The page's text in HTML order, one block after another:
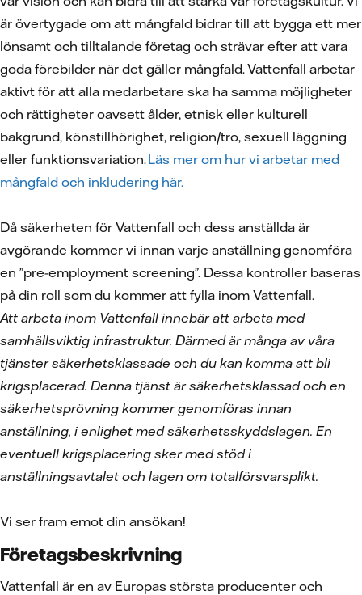
är övertygade om att mångfald bidrar till att bygga ett mer
lönsamt och tilltalande företag och strävar efter att vara
goda förebilder när det gäller mångfald. Vattenfall arbetar
aktivt för att alla medarbetare ska ha samma möjligheter
och rättigheter oavsett ålder, etnisk eller kulturell
bakgrund, könstillhörighet, religion/tro, sexuell läggning
eller funktionsvariation.Läs mer om hur vi arbetar med
mångfald och inkludering här.
Då säkerheten för Vattenfall och dess anställda är
avgörande kommer vi innan varje anställning genomföra
en ”pre-employment screening”. Dessa kontroller baseras
på din roll som du kommer att fylla inom Vattenfall.
Att arbeta inom Vattenfall innebär att arbeta med
samhällsviktig infrastruktur. Därmed är många av våra
tjänster säkerhetsklassade och du kan komma att bli
krigsplacerad. Denna tjänst är säkerhetsklassad och en
säkerhetsprövning kommer genomföras innan
anställning, i enlighet med säkerhetsskyddslagen. En
eventuell krigsplacering sker med stöd i
anställningsavtalet och lagen om totalförsvarsplikt.
Vi ser fram emot din ansökan!
Företagsbeskrivning
Vattenfall är en av Europas största producenter och